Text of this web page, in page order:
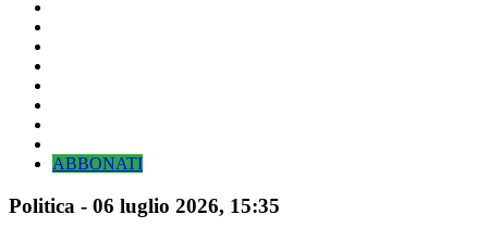
ABBONATI
Politica - 06 luglio 2026, 15:35